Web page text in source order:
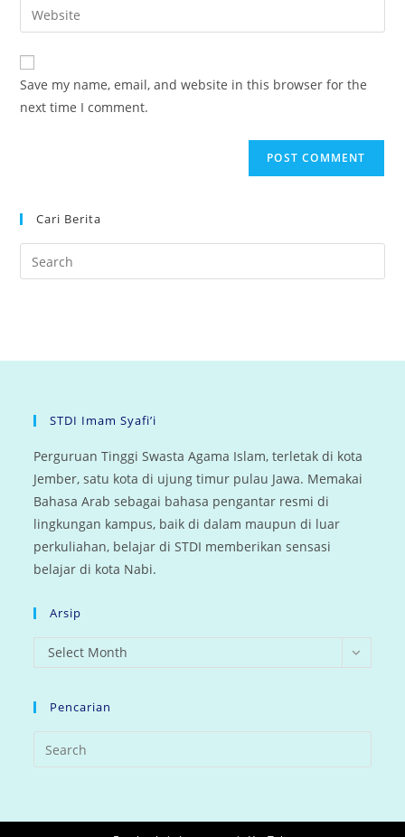
comment
address
comment
Enter
your
website
URL
(optional)
Save my name, email, and website in this browser for the
next time I comment.
Cari Berita
STDI Imam Syafi’i
Perguruan Tinggi Swasta Agama Islam, terletak di kota
Jember, satu kota di ujung timur pulau Jawa. Memakai
Bahasa Arab sebagai bahasa pengantar resmi di
lingkungan kampus, baik di dalam maupun di luar
perkuliahan, belajar di STDI memberikan sensasi
belajar di kota Nabi.
Arsip
arsip
Select Month
Pencarian